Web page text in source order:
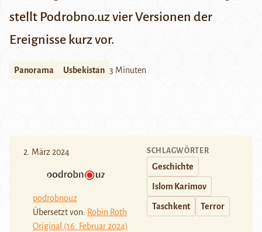
stellt Podrobno.uz vier Versionen der
Ereignisse kurz vor.
Panorama Usbekistan 3 Minuten
2. März 2024
podrobnouz
Übersetzt von: Robin Roth
Original (16. Februar 2024)
SCHLAGWÖRTER
Geschichte
Islom Karimov
Taschkent Terror